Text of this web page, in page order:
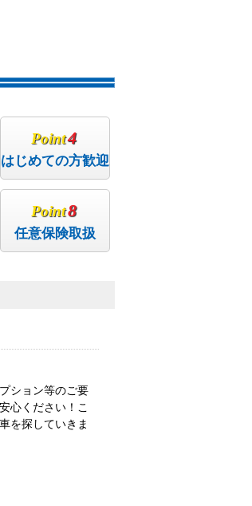
Point4
はじめての方歓迎
Point8
任意保険取扱
ション等のご要
心ください！こ
を探していきま